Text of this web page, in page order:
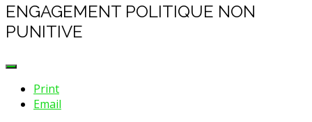
ENGAGEMENT POLITIQUE NON
PUNITIVE
Print
Email